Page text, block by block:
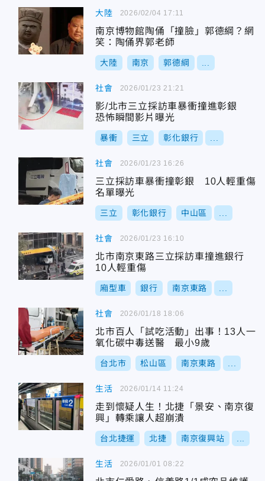
大陸
南京博物館陶俑「撞臉」郭德綱？網
笑：陶俑界郭老師
大陸 南京 郭德綱
2026/02/04 17:11
社會
影/北市三立採訪車暴衝撞進彰銀
恐怖瞬間影片曝光
暴衝 三立 彰化銀行
2026/01/23 21:21
社會
三立採訪車暴衝撞彰銀 10人輕重傷
名單曝光
三立 彰化銀行 中山區
2026/01/23 16:26
社會
北市南京東路三立採訪車撞進銀行
10人輕重傷
廂型車 銀行 南京東路
2026/01/23 16:10
社會
北市百人「試吃活動」出事！13人一
氧化碳中毒送醫 最小9歲
台北市 松山區 南京東路
2026/01/18 18:06
生活
走到懷疑人生！北捷「景安、南京復
興」轉乘讓人超崩潰
台北捷運 北捷 南京復興站
2026/01/14 11:24
生活 2026/01/01 08:22